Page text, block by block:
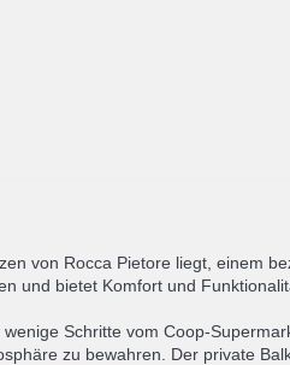
von Rocca Pietore liegt, einem
und bietet Komfort und
Schritte vom Coop-
zu bewahren. Der private